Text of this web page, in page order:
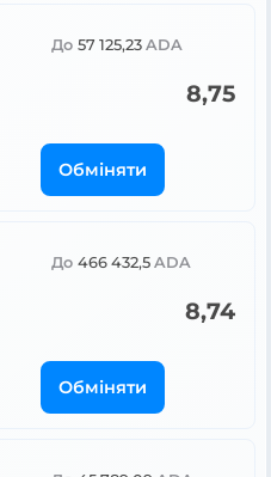
До 57 125,23 ADA
8,75
Обміняти
До 466 432,5 ADA
8,74
Обміняти